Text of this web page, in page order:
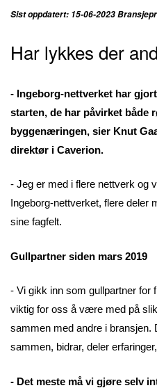
Sist oppdatert: 15-06-2023
Har lykkes der
- Ingeborg-nettverket har
starten, de har påvirket både
byggenæringen, sier Knut
direktør i Caverion.
- Jeg er med i flere nettverk og
Ingeborg-nettverket, flere deler
sine fagfelt.
Gullpartner siden mars 2019
- Vi gikk inn som gullpartner for
viktig for oss å være med på
sammen med andre i bransjen.
sammen, bidrar, deler
- Det meste må vi gjøre selv